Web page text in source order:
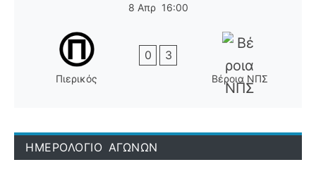
8 Απρ 16:00
Πιερικός
0 3
Βέροια ΝΠΣ
ΗΜΕΡΟΛΟΓΙΟ ΑΓΩΝΩΝ